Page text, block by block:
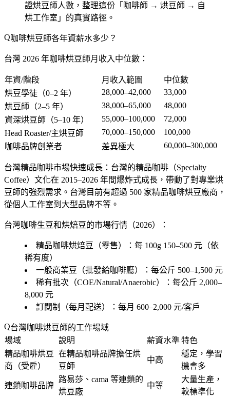
證烘豆師人數，整理這份「咖啡師 → 烘豆師 → 自
烘工作室」的真實路徑。
咖啡烘豆師各年資薪水多少？
台灣 2026 年咖啡烘豆師月收入中位數：
年資/階段 月收入範圍
中位數
烘豆學徒（0–2 年）
28,000–42,000
33,000
烘豆師（2–5 年）
38,000–65,000
48,000
資深烘豆師（5–10 年）
55,000–100,000
72,000
Head Roaster/主烘豆師
70,000–150,000
100,000
咖啡品牌創業者
差異極大 60,000–300,000
台灣精品咖啡市場快速成長 ：台灣的精品咖啡（Specialty
Coffee）文化在 2015–2026 年間爆炸式成長，帶動了對專業烘
豆師的強烈需求。台灣目前有超過 500 家精品咖啡烘豆廠商，
從個人工作室到大型品牌不等。
台灣咖啡生豆和烘焙豆的市場行情（2026）：
精品咖啡烘焙豆（零售）：每 100g 150–500 元（依
稀有度）
一般商業豆（批發給咖啡廳）：每公斤 500–1,500 元
稀有批次（COE/Natural/Anaerobic）：每公斤 2,000–
8,000 元
訂閱制（每月配送）：每月 600–2,000 元/客戶
台灣咖啡烘豆師的工作場域
場域
說明 薪資水準特色
精品咖啡烘豆
商（受雇）
在精品咖啡品牌擔任烘
豆師
中高
穩定，學習
機會多
連鎖咖啡品牌
路易莎、cama 等連鎖的
烘豆廠
中等
大量生產，
較標準化